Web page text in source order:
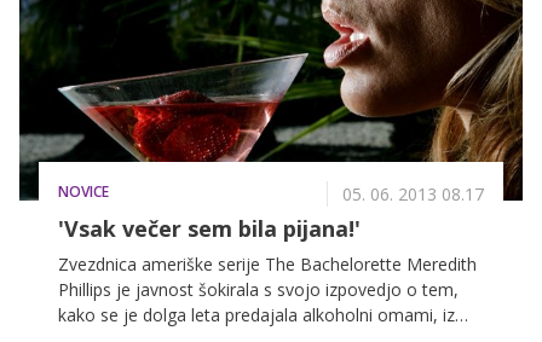
NOVICE 05. 06. 2013 08.17
'Vsak večer sem bila pijana!'
Zvezdnica ameriške serije The Bachelorette Meredith
Phillips je javnost šokirala s svojo izpovedjo o tem,
kako se je dolga leta predajala alkoholni omami, iz